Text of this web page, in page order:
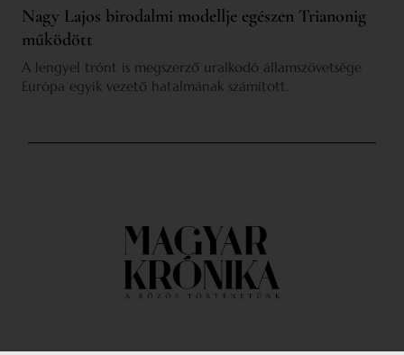
Nagy Lajos birodalmi modellje egészen Trianonig
működött
A lengyel trónt is megszerző uralkodó államszövetsége
Európa egyik vezető hatalmának számított.